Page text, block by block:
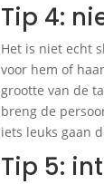
Tip 4:
Het is niet echt
voor hem of
grootte van de
breng de
iets leuks gaan
Tip 5: